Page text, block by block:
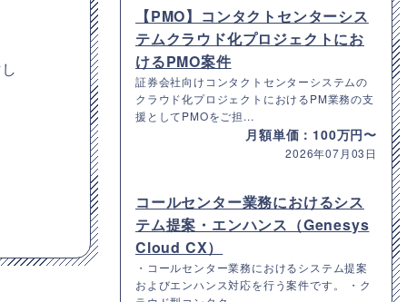
【PMO】コンタクトセンターシス
テムクラウド化プロジェクトにお
けるPMO案件
証券会社向けコンタクトセンターシステムの
クラウド化プロジェクトにおけるPM業務の支
援としてPMOをご担...
月額単価：100万円〜
2026年07月03日
コールセンター業務におけるシス
テム提案・エンハンス（Genesys
Cloud CX）
・コールセンター業務におけるシステム提案
およびエンハンス対応を行う案件です。 ・ク